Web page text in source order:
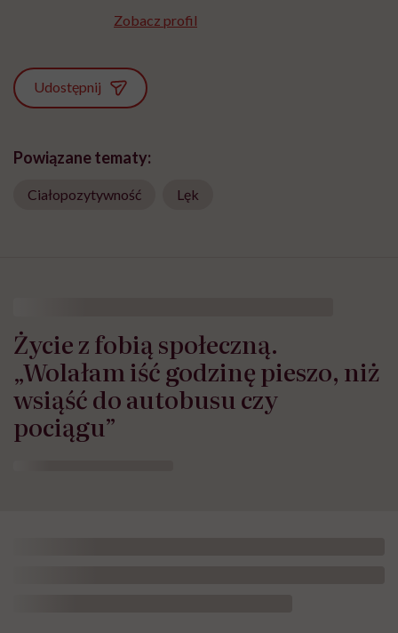
Zobacz profil
Udostępnij
Powiązane tematy:
Ciałopozytywność Lęk
Życie z fobią społeczną.
„Wolałam iść godzinę pieszo, niż
wsiąść do autobusu czy
pociągu”